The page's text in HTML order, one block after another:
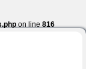
on line816